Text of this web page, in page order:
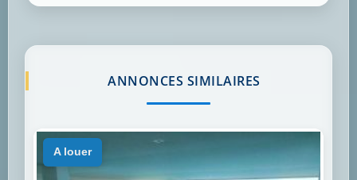
ANNONCES SIMILAIRES
a louer